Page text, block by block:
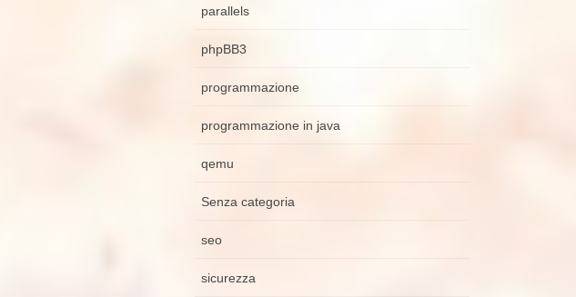
parallels
phpBB3
programmazione
programmazione in java
qemu
Senza categoria
seo
sicurezza